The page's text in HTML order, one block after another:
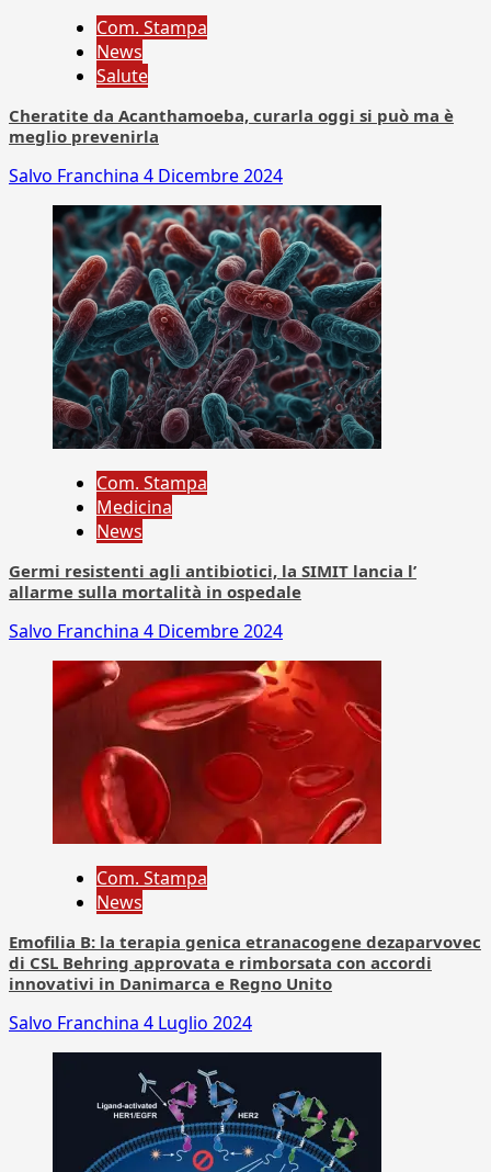
Com. Stampa
News
Salute
Cheratite da Acanthamoeba, curarla oggi si può ma è
meglio prevenirla
Salvo Franchina 4 Dicembre 2024
Com. Stampa
Medicina
News
Germi resistenti agli antibiotici, la SIMIT lancia l’
allarme sulla mortalità in ospedale
Salvo Franchina 4 Dicembre 2024
Com. Stampa
News
Emofilia B: la terapia genica etranacogene dezaparvovec
di CSL Behring approvata e rimborsata con accordi
innovativi in Danimarca e Regno Unito
Salvo Franchina 4 Luglio 2024